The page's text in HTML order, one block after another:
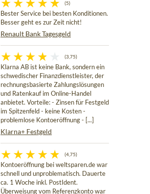
(5)
Bester Service bei besten Konditionen.
Besser geht es zur Zeit nicht!
Renault Bank Tagesgeld
(3,75)
Klarna AB ist keine Bank, sondern ein
schwedischer Finanzdienstleister, der
rechnungsbasierte Zahlungslösungen
und Ratenkauf im Online-Handel
anbietet. Vorteile: - Zinsen für Festgeld
im Spitzenfeld - keine Kosten -
problemlose Kontoeröffnung - [...]
Klarna+ Festgeld
(4,75)
Kontoeröffnung bei weltsparen.de war
schnell und unproblematisch. Dauerte
ca. 1 Woche inkl. PostIdent.
Überweisung vom Referenzkonto war